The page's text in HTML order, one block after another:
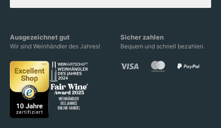
Ausgezeichnet gut
Wir sind Weinhändler des Jahres!
Sicher zahlen
Bequem und schnell bezahlen.